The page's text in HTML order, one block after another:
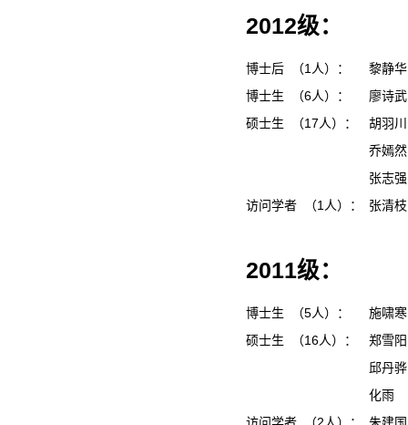
2012级：
博士后 （1人）：
黎静
博士生 （6人）：
廖诗
硕士生 （17人）：
胡羽
乔嫣
张志
访问学者 （1人）：
张清
2011级：
博士生 （5人）：
施啸
硕士生 （16人）：
郑雪
邱丹
化雨